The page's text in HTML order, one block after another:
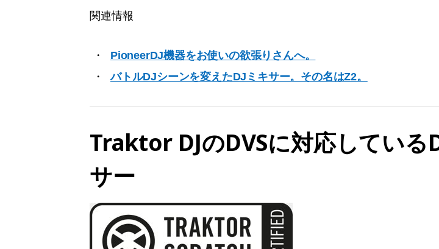
関連情報
PioneerDJ機器をお使いの欲張りさんへ。
バトルDJシーンを変えたDJミキサー。その名はZ2。
Traktor DJのDVSに対応している
サー